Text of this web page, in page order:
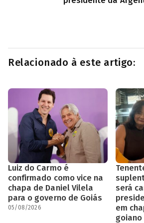
Relacionado à este artigo:
Luiz do Carmo é
confirmado como vice na
chapa de Daniel Vilela
para o governo de Goiás
05/08/2026
será
em
goiano